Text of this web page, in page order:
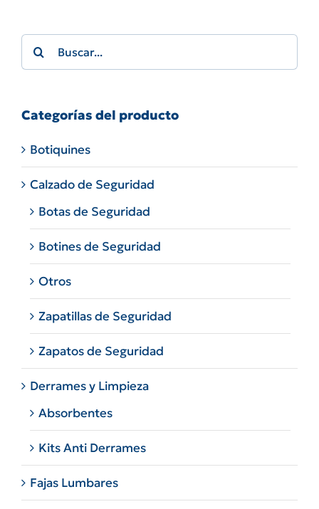
Search
for:
Categorías del producto
Botiquines
Calzado de Seguridad
Botas de Seguridad
Botines de Seguridad
Otros
Zapatillas de Seguridad
Zapatos de Seguridad
Derrames y Limpieza
Absorbentes
Kits Anti Derrames
Fajas Lumbares